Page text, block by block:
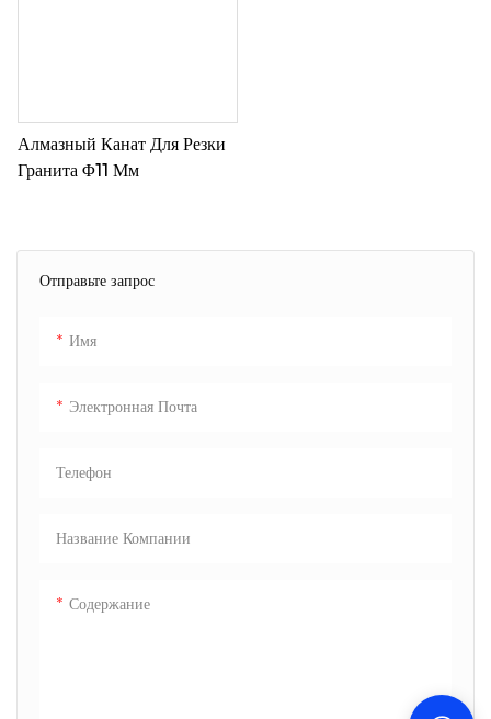
Отправьте запрос
Имя
Электронная Почта
Телефон
Название Компании
Содержание
Алмазный Канат Для Резки
Гранита Φ11 Мм